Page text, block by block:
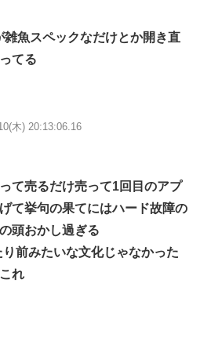
魚スペックなだけとか開き直
てる
木) 20:13:06.16
て売るだけ売って1回目のアプ
て挙句の果てにはハード故障の
頭おかし過ぎる
前みたいな文化じゃなかった
れ